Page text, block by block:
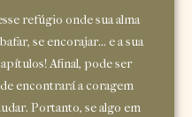
refúgio onde sua alma
se encorajar... e a sua
Afinal, pode ser
encontrará a coragem
Portanto, se algo em